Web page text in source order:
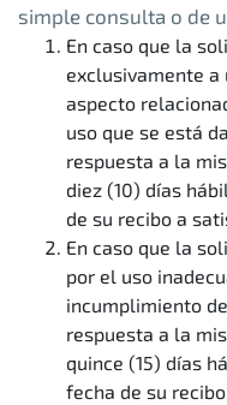
simple consulta o de
En caso que la
exclusivamente a
aspecto
uso que se está
respuesta a la
diez (10) días
de su recibo a
En caso que la
por el uso
incumplimiento
respuesta a la
quince (15) días
fecha de su